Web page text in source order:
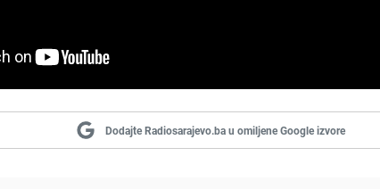
Dodajte Radiosarajevo.ba u omiljene Google izvore